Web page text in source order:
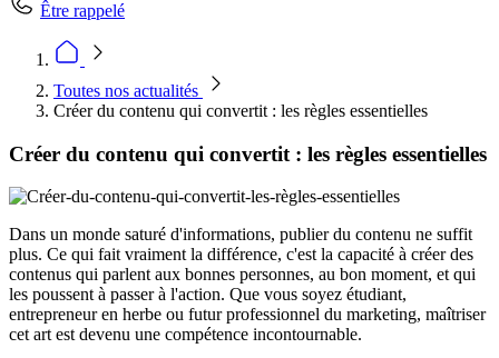
Être rappelé
Toutes nos actualités
Créer du contenu qui convertit : les règles essentielles
Créer du contenu qui convertit : les règles essentielles
Dans un monde saturé d'informations, publier du contenu ne suffit
plus. Ce qui fait vraiment la différence, c'est la capacité à créer des
contenus qui parlent aux bonnes personnes, au bon moment, et qui
les poussent à passer à l'action. Que vous soyez étudiant,
entrepreneur en herbe ou futur professionnel du marketing, maîtriser
cet art est devenu une compétence incontournable.